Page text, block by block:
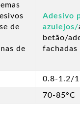
de
de
Adesivo
azulejos/
betão/
fachadas
0.8-1.2/
70-85°C